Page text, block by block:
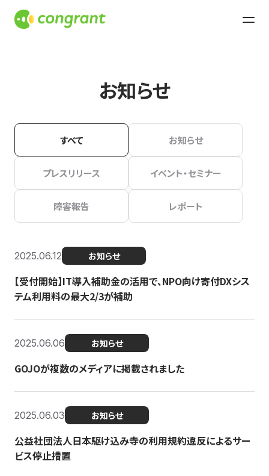
お知らせ
すべて お知らせ
プレスリリース イベント・セミナー
障害報告 レポート
2025.06.12 お知らせ
【受付開始】IT導入補助金の活用で、NPO向け寄付DXシス
テム利用料の最大2/3が補助
2025.06.06 お知らせ
GOJOが複数のメディアに掲載されました
2025.06.03 お知らせ
公益社団法人日本駆け込み寺の利用規約違反によるサー
ビス停止措置